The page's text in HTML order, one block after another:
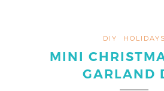
DIY HOLIDAYS
MINI
GARLAND